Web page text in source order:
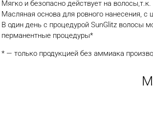
Мягко и безопасно действует на
Масляная основа для ровного нанесения,
В один день с процедурой SunGlitz волосы
перманентные процедуры*
* — только продукцией без аммиака